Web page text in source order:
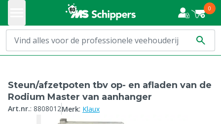
0
Steun/afzetpoten tbv op- en afladen van de
Rodium Master van aanhanger
Art.nr.: 8808012Merk: Klaux